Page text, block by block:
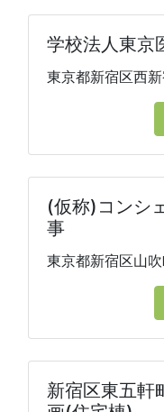
学校法人東京
東京都新宿区西
(仮称)コンシ
事
東京都新宿区山
新宿区東五軒